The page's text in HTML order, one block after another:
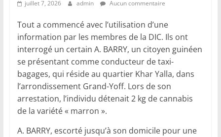
juillet 7, 2026 admin Aucun commentaire
Tout a commencé avec l’utilisation d’une
information par les membres de la DIC. Ils ont
interrogé un certain A. BARRY, un citoyen guinéen
se présentant comme conducteur de taxi-
bagages, qui réside au quartier Khar Yalla, dans
l’arrondissement Grand-Yoff. Lors de son
arrestation, l’individu détenait 2 kg de cannabis
de la variété « marron ».
A. BARRY, escorté jusqu’à son domicile pour une